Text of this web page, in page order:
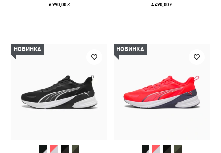
6 990,00 ₴ 4 490,00 ₴
НОВИНКА НОВИНКА